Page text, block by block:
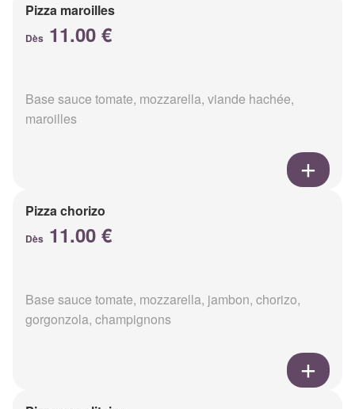
Pizza maroilles
Dès 11.00 €
Base sauce tomate, mozzarella, viande hachée,
maroilles
Pizza chorizo
Dès 11.00 €
Base sauce tomate, mozzarella, jambon, chorizo,
gorgonzola, champignons